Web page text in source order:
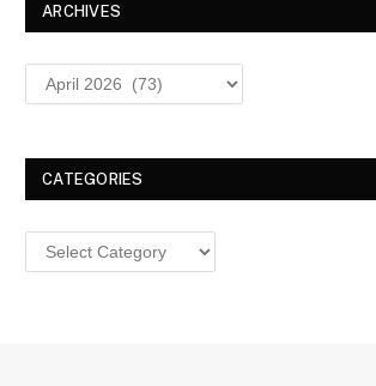
ARCHIVES
Archives
CATEGORIES
Categories